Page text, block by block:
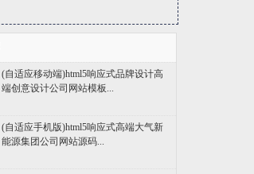
(自适应移动端)html5响应式品牌设计高
端创意设计公司网站模板...
(自适应手机版)html5响应式高端大气新
能源集团公司网站源码...